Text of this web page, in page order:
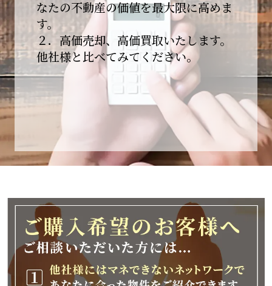
引き続きどうぞよろしくお願いいたします。
2025-12-20
【年末年始休業のお知らせ】
平素は格別のご愛顧を賜り、誠にありがとうご
下記期間を年末年始休業とさせて頂きます。
2025年12月25日(木)～2026年1月8日(木)
2026年1月9日(金)以降、順次対応させて頂きま
す。
ご不便をおかけいたしますが、何卒ご理解の程
よろしくお願いいたします。
なたの不動産の価値を最大限に高めま
す。
２．高価売却、高価買取いたします。
他社様と比べてみてください。